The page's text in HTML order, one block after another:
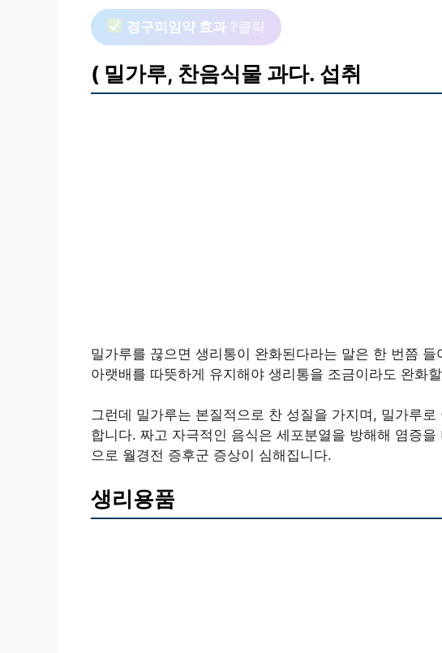
경구피임약 효과 ?클릭
( 밀가루, 찬음식물 과다. 섭취
밀가루를 끊으면 생리통이 완화된다라는 말은 한 번쯤
아랫배를 따뜻하게 유지해야 생리통을 조금이라도 완화
그런데 밀가루는 본질적으로 찬 성질을 가지며, 밀가루
합니다. 짜고 자극적인 음식은 세포분열을 방해해 염증
으로 월경전 증후군 증상이 심해집니다.
생리용품